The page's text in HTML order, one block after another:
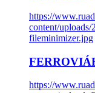
https://
content/
fileminimizer.jpg
https://